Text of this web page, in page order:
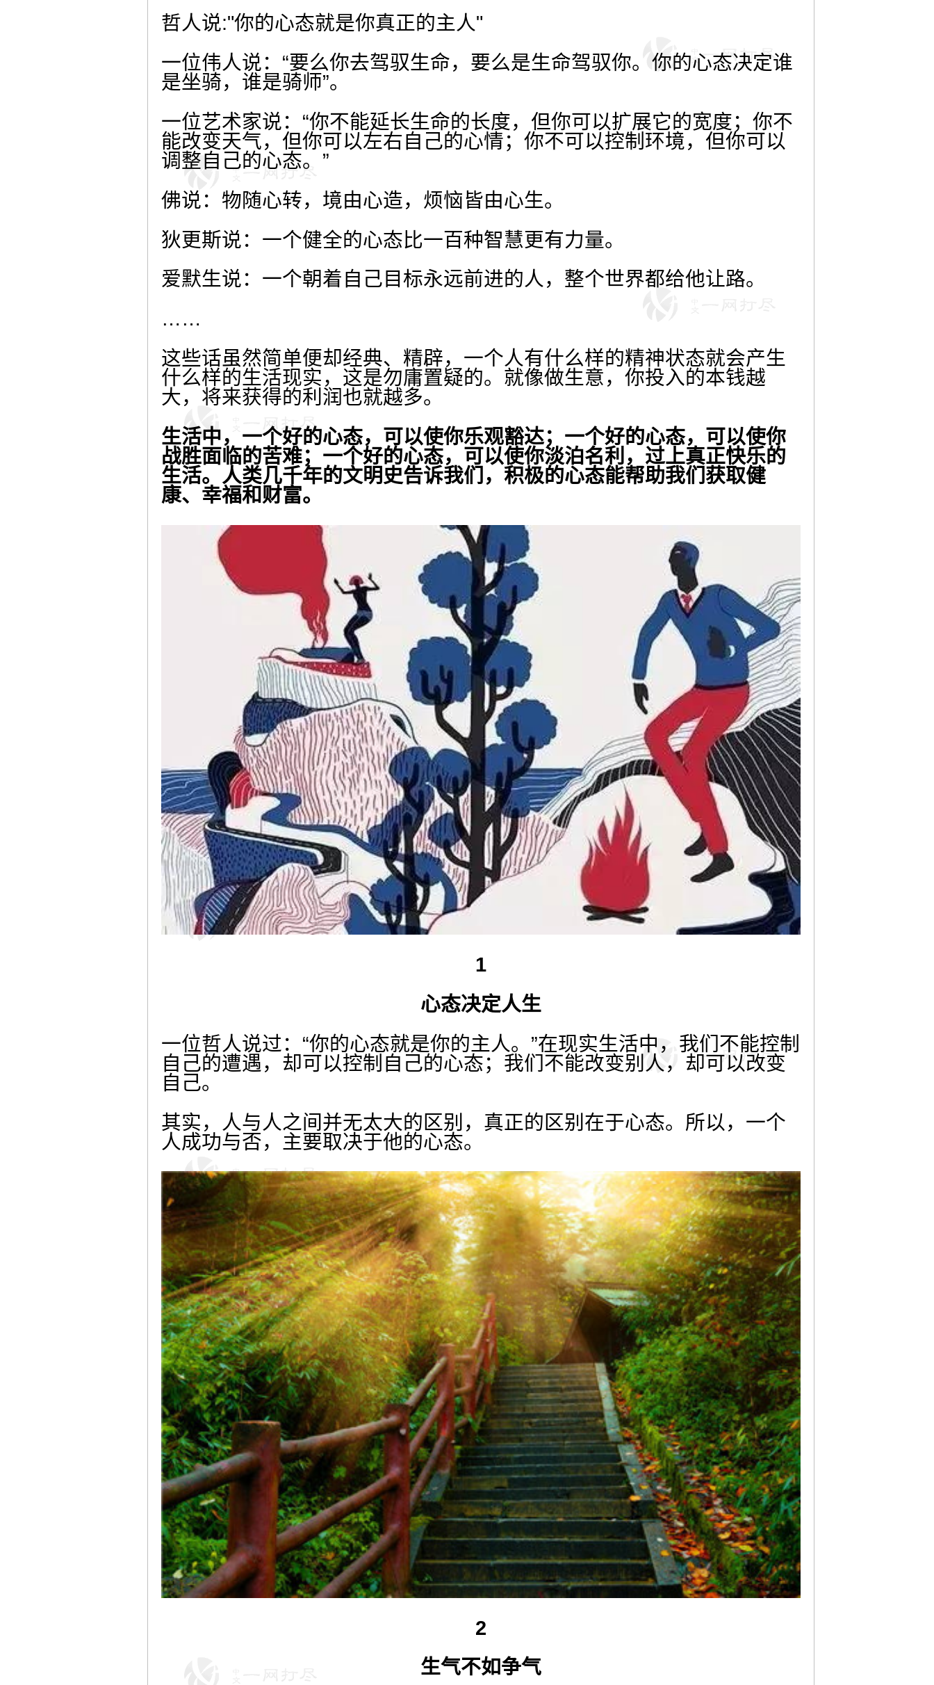
哲人说:"你的心态就是你真正的主人"
一位伟人说：“要么你去驾驭生命，要么是生命驾驭你。你的心态决定谁
是坐骑，谁是骑师”。
一位艺术家说：“你不能延长生命的长度，但你可以扩展它的宽度；你不
能改变天气，但你可以左右自己的心情；你不可以控制环境，但你可以
调整自己的心态。”
佛说：物随心转，境由心造，烦恼皆由心生。
狄更斯说：一个健全的心态比一百种智慧更有力量。
爱默生说：一个朝着自己目标永远前进的人，整个世界都给他让路。
……
这些话虽然简单便却经典、精辟，一个人有什么样的精神状态就会产生
什么样的生活现实，这是勿庸置疑的。就像做生意，你投入的本钱越
大，将来获得的利润也就越多。
生活中，一个好的心态，可以使你乐观豁达；一个好的心态，可以使你
战胜面临的苦难；一个好的心态，可以使你淡泊名利，过上真正快乐的
生活。人类几千年的文明史告诉我们，积极的心态能帮助我们获取健
康、幸福和财富。
1
心态决定人生
一位哲人说过：“你的心态就是你的主人。”在现实生活中，我们不能控制
自己的遭遇，却可以控制自己的心态；我们不能改变别人，却可以改变
自己。
其实，人与人之间并无太大的区别，真正的区别在于心态。所以，一个
人成功与否，主要取决于他的心态。
2
生气不如争气